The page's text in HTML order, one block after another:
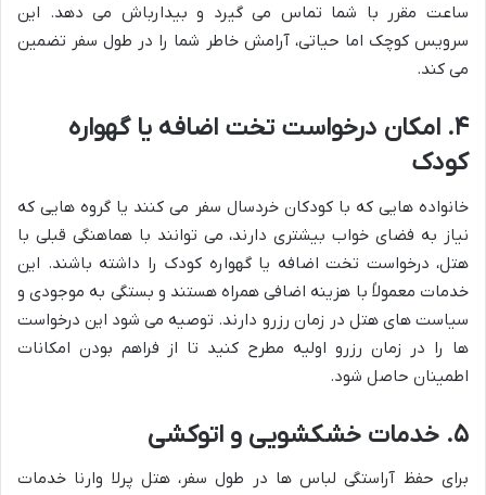
ساعت مقرر با شما تماس می گیرد و بیدارباش می دهد. این
سرویس کوچک اما حیاتی، آرامش خاطر شما را در طول سفر تضمین
می کند.
۴. امکان درخواست تخت اضافه یا گهواره
کودک
خانواده هایی که با کودکان خردسال سفر می کنند یا گروه هایی که
نیاز به فضای خواب بیشتری دارند، می توانند با هماهنگی قبلی با
هتل، درخواست تخت اضافه یا گهواره کودک را داشته باشند. این
خدمات معمولاً با هزینه اضافی همراه هستند و بستگی به موجودی و
سیاست های هتل در زمان رزرو دارند. توصیه می شود این درخواست
ها را در زمان رزرو اولیه مطرح کنید تا از فراهم بودن امکانات
اطمینان حاصل شود.
۵. خدمات خشکشویی و اتوکشی
برای حفظ آراستگی لباس ها در طول سفر، هتل پرلا وارنا خدمات